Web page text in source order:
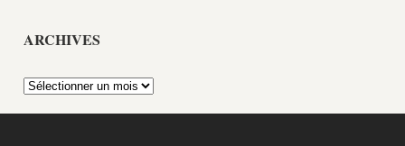
ARCHIVES
Archives